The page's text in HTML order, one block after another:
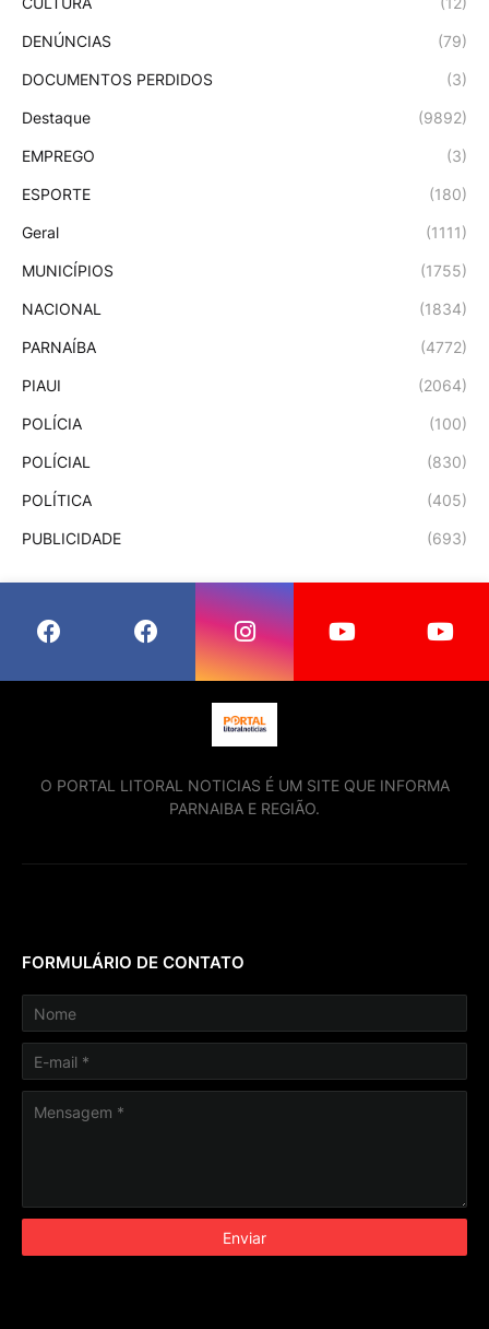
DENÚNCIAS (79)
DOCUMENTOS PERDIDOS (3)
Destaque (9892)
EMPREGO (3)
ESPORTE (180)
Geral (1111)
MUNICÍPIOS (1755)
NACIONAL (1834)
PARNAÍBA (4772)
PIAUI (2064)
POLÍCIA (100)
POLÍCIAL (830)
POLÍTICA (405)
PUBLICIDADE (693)
O PORTAL LITORAL NOTICIAS É UM SITE QUE INFORMA
PARNAIBA E REGIÃO.
FORMULÁRIO DE CONTATO